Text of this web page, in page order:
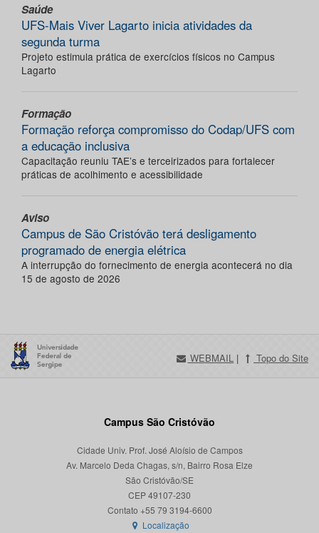
Saúde
UFS-Mais Viver Lagarto inicia atividades da
segunda turma
Projeto estimula prática de exercícios físicos no Campus
Lagarto
Formação
Formação reforça compromisso do Codap/UFS com
a educação inclusiva
Capacitação reuniu TAE’s e terceirizados para fortalecer
práticas de acolhimento e acessibilidade
Aviso
Campus de São Cristóvão terá desligamento
programado de energia elétrica
A interrupção do fornecimento de energia acontecerá no dia
15 de agosto de 2026
WEBMAIL | Topo do Site
Campus São Cristóvão
Cidade Univ. Prof. José Aloísio de Campos
Av. Marcelo Deda Chagas, s/n, Bairro Rosa Elze
São Cristóvão/SE
CEP 49107-230
Localização